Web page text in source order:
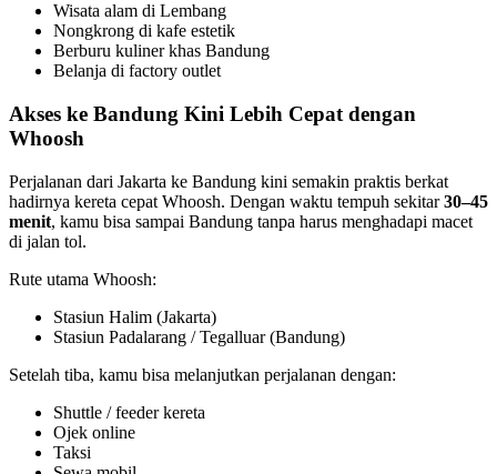
Wisata alam di Lembang
Nongkrong di kafe estetik
Berburu kuliner khas Bandung
Belanja di factory outlet
Akses ke Bandung Kini Lebih Cepat dengan
Whoosh
Perjalanan dari Jakarta ke Bandung kini semakin praktis berkat
hadirnya kereta cepat Whoosh. Dengan waktu tempuh sekitar30–45
menit, kamu bisa sampai Bandung tanpa harus menghadapi macet
di jalan tol.
Rute utama Whoosh:
Stasiun Halim (Jakarta)
Stasiun Padalarang / Tegalluar (Bandung)
Setelah tiba, kamu bisa melanjutkan perjalanan dengan:
Shuttle / feeder kereta
Ojek online
Taksi